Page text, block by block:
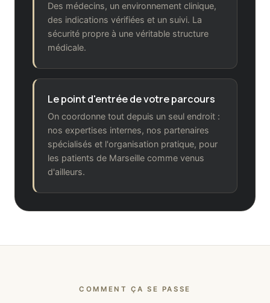
Des médecins, un environnement clinique,
des indications vérifiées et un suivi. La
sécurité propre à une véritable structure
médicale.
Le point d'entrée de votre parcours
On coordonne tout depuis un seul endroit :
nos expertises internes, nos partenaires
spécialisés et l'organisation pratique, pour
les patients de Marseille comme venus
d'ailleurs.
COMMENT ÇA SE PASSE